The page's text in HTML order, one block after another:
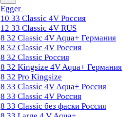
Egger
10 33 Classic 4V Россия
12 33 Classic 4V RUS
8 32 Classic 4V Aqua+ Германия
8 32 Classic 4V Россия
8 32 Classic Россия
8 32 Kingsize 4V Aqua+ Германия
8 32 Pro Kingsize
8 33 Classic 4V Aqua+ Россия
8 33 Classic 4V Россия
8 33 Classic без фаски Россия